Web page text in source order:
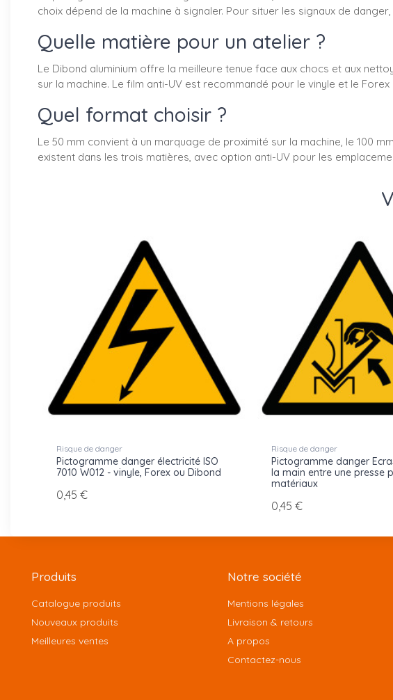
choix dépend de la machine à signaler. Pour situer les signaux de danger,
Quelle matière pour un atelier ?
Le Dibond aluminium offre la meilleure tenue face aux chocs et aux
sur la machine. Le film anti-UV est recommandé pour le vinyle et le
Quel format choisir ?
Le 50 mm convient à un marquage de proximité sur la machine, le 100
existent dans les trois matières, avec option anti-UV pour les
Risque de danger
Pictogramme danger électricité ISO
7010 W012 - vinyle, Forex ou Dibond
0,45 €
Risque de danger
Pictogramme danger
la main entre une presse
matériaux
0,45 €
Produits
Catalogue produits
Nouveaux produits
Meilleures ventes
Notre société
Mentions légales
Livraison & retours
A propos
Contactez-nous